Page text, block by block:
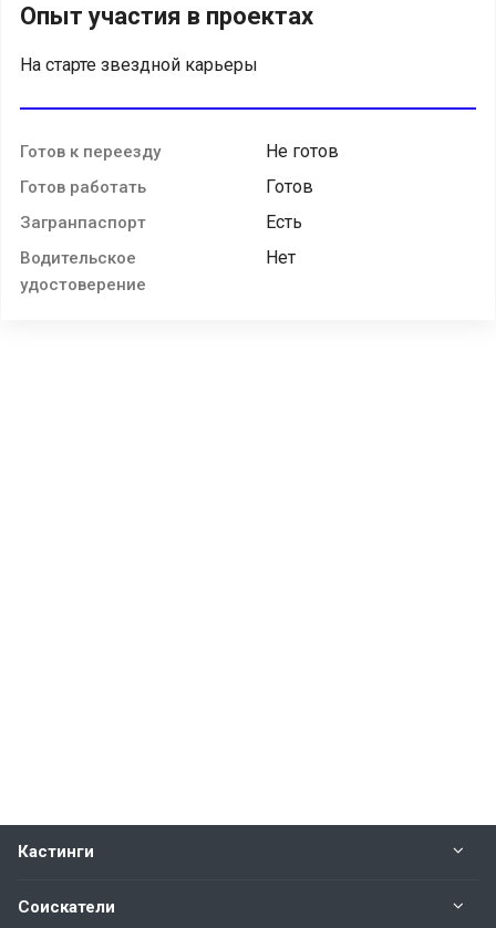
Опыт участия в проектах
На старте звездной карьеры
Готов к переезду Не готов
Готов работать Готов
Загранпаспорт Есть
Водительское
удостоверение
Нет
Кастинги
Соискатели